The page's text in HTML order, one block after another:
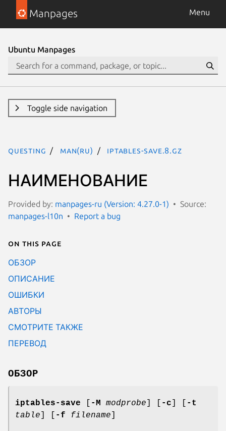
Manpages Menu
Ubuntu Manpages
Toggle side navigation
questing man(ru) iptables-save.8.gz
НАИМЕНОВАНИЕ
Provided by: manpages-ru (Version: 4.27.0-1)
Source:
manpages-l10n
Report a bug
On this page
ОБЗОР
ОПИСАНИЕ
ОШИБКИ
АВТОРЫ
СМОТРИТЕ ТАКЖЕ
ПЕРЕВОД
ОБЗОР
iptables-save -M modprobe -c
-t
table
-f filename